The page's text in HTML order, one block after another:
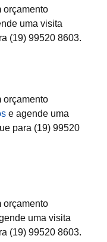
orçamento
uma visita
(19) 99520 8603.
orçamento
e agende uma
para (19) 99520
orçamento
uma visita
(19) 99520 8603.